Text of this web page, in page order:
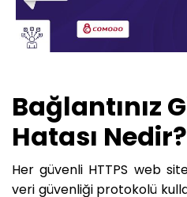
Bağlantınız
Hatası Nedir?
Her güvenli HTTPS web
veri güvenliği protokolü